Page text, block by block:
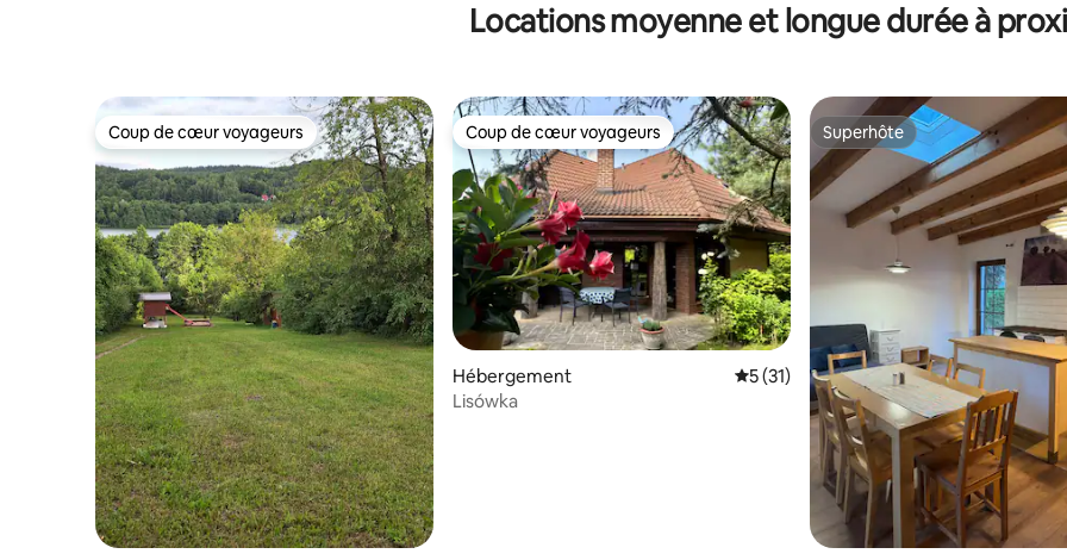
Locations moyenne et longue durée à
Coup de cœur voyageurs
Coup de cœur voyageurs Coup de cœur voyageurs
Coup de cœur voyageurs
Hébergement Évaluation moyenne sur la base de 31
5 (31)
Lisówka
Superhôte
Superhôte